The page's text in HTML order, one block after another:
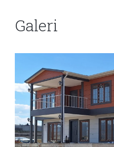
Galeri